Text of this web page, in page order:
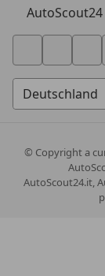
© Copyrighta
AutoScout24.it,